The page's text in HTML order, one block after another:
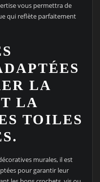
vous permettra de
qui reflète parfaitement
LA
LA
TOILES
murales, il est
pour garantir leur